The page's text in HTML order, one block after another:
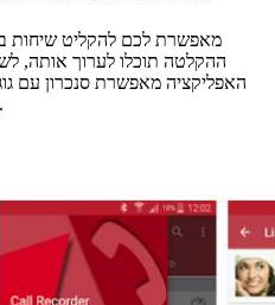
מאפשרת לכם להקליט שיחות
ההקלטה תוכלו לערוך אותה,
האפליקציה מאפשרת סנכרון עם
לכם גם לסנכרן ולגבות את הקבצים.